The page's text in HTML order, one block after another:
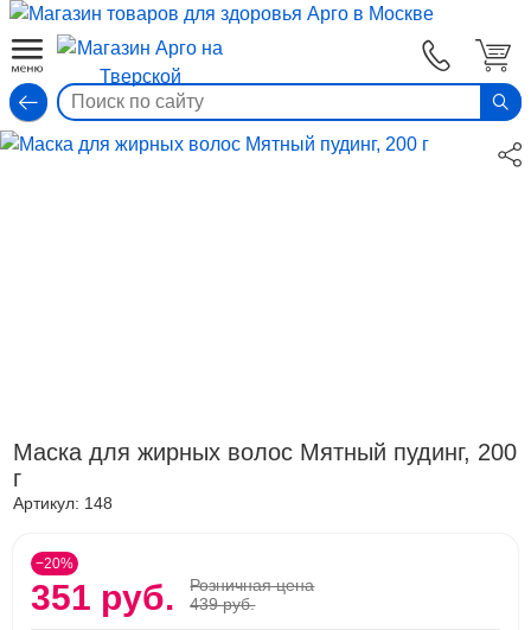
Маска для жирных волос Мятный пудинг, 200
г
Артикул: 148
−20%
351 руб.
Розничная цена
439 руб.